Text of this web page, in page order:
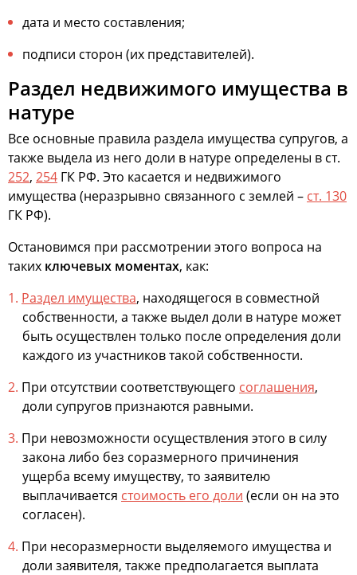
дата и место составления;
подписи сторон (их представителей).
Раздел недвижимого имущества в
натуре
Все основные правила раздела имущества супругов, а
также выдела из него доли в натуре определены в ст.
252, 254 ГК РФ. Это касается и недвижимого
имущества (неразрывно связанного с землей – ст. 130
ГК РФ).
Остановимся при рассмотрении этого вопроса на
таких ключевых моментах, как:
Раздел имущества, находящегося в совместной
собственности, а также выдел доли в натуре может
быть осуществлен только после определения доли
каждого из участников такой собственности.
При отсутствии соответствующего соглашения,
доли супругов признаются равными.
При невозможности осуществления этого в силу
закона либо без соразмерного причинения
ущерба всему имуществу, то заявителю
выплачивается стоимость его доли (если он на это
согласен).
При несоразмерности выделяемого имущества и
доли заявителя, также предполагается выплата